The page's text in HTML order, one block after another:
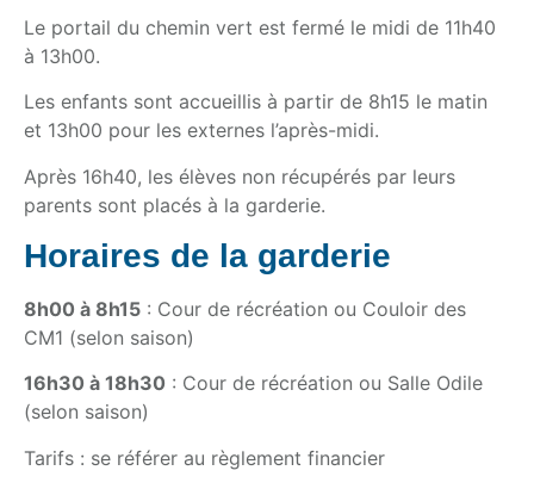
Le portail du chemin vert est fermé le midi de 11h40
à 13h00.
Les enfants sont accueillis à partir de 8h15 le matin
et 13h00 pour les externes l’après-midi.
Après 16h40, les élèves non récupérés par leurs
parents sont placés à la garderie.
Horaires de la garderie
8h00 à 8h15 : Cour de récréation ou Couloir des
CM1 (selon saison)
16h30 à 18h30 : Cour de récréation ou Salle Odile
(selon saison)
Tarifs : se référer au règlement financier